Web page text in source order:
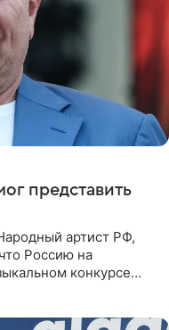
представить
артист РФ,
Россию на
конкурсе